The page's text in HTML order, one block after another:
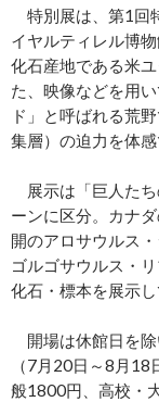
特別展は、第1回
イヤルティレル博
化石産地である米
た、映像などを用
ド」と呼ばれる荒
集層）の迫力を体
展示は「巨人たち
ーンに区分。カナ
開のアロサウルス
ゴルゴサウルス・
化石・標本を展示し
開場は休館日を除
（7月20日～8月
般1800円、高校・